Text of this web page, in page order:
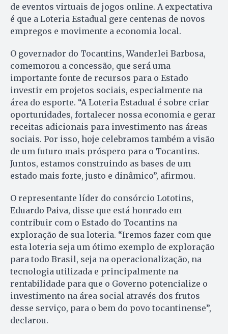
de eventos virtuais de jogos online. A expectativa
é que a Loteria Estadual gere centenas de novos
empregos e movimente a economia local.
O governador do Tocantins, Wanderlei Barbosa,
comemorou a concessão, que será uma
importante fonte de recursos para o Estado
investir em projetos sociais, especialmente na
área do esporte. “A Loteria Estadual é sobre criar
oportunidades, fortalecer nossa economia e gerar
receitas adicionais para investimento nas áreas
sociais. Por isso, hoje celebramos também a visão
de um futuro mais próspero para o Tocantins.
Juntos, estamos construindo as bases de um
estado mais forte, justo e dinâmico”, afirmou.
O representante líder do consórcio Lototins,
Eduardo Paiva, disse que está honrado em
contribuir com o Estado do Tocantins na
exploração de sua loteria. “Iremos fazer com que
esta loteria seja um ótimo exemplo de exploração
para todo Brasil, seja na operacionalização, na
tecnologia utilizada e principalmente na
rentabilidade para que o Governo potencialize o
investimento na área social através dos frutos
desse serviço, para o bem do povo tocantinense”,
declarou.